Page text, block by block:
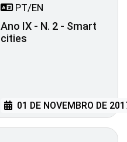
PT/EN
Ano IX - N. 2 - Smart
cities
01 DE NOVEMBRO DE